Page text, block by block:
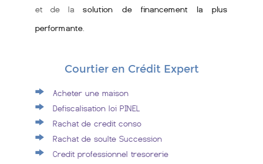
et de lasolution de financement la plus
performante
Courtier en Crédit Expert
Acheter une maison
Defiscalisation loi PINEL
Rachat de credit conso
Rachat de soulte Succession
Credit professionnel tresorerie